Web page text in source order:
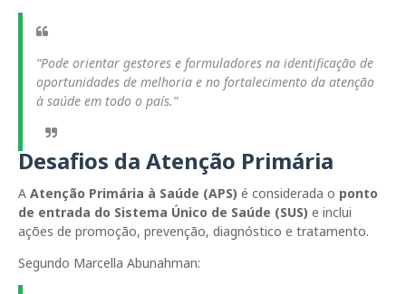
“Pode orientar gestores e formuladores na identificação de
oportunidades de melhoria e no fortalecimento da atenção
à saúde em todo o país.”
Desafios da Atenção Primária
A Atenção Primária à Saúde (APS) é considerada o ponto
de entrada do Sistema Único de Saúde (SUS) e inclui
ações de promoção, prevenção, diagnóstico e tratamento.
Segundo Marcella Abunahman: